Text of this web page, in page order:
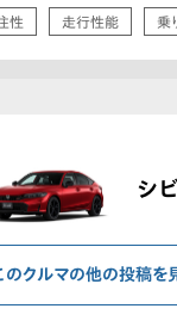
性 走行性能 乗
シ
のクルマの他の投稿を